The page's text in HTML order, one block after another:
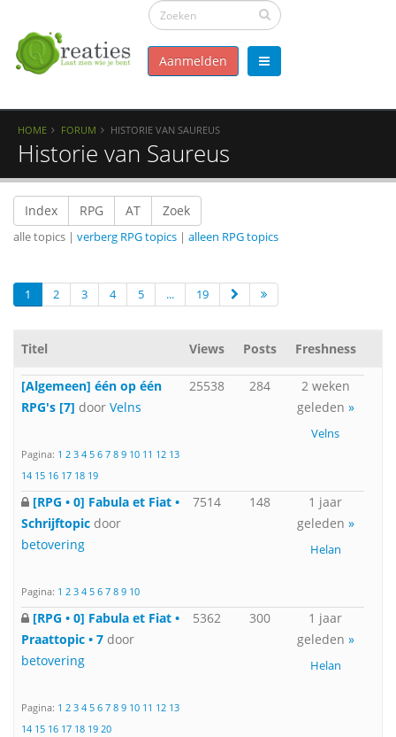
Aanmelden
HOME FORUM HISTORIE VAN SAUREUS
Historie van Saureus
Index RPG AT Zoek
alle topics | verberg RPG topics | alleen RPG topics
1 2 3 4 5 ... 19
Titel Views Posts Freshness
[Algemeen] één op één
RPG's [7] door Velns
Pagina: 1 2 3 4 5 6 7 8 9 10 11 12 13
14 15 16 17 18 19
25538 284
2 weken
geleden »
Velns
[RPG • 0] Fabula et Fiat •
Schrijftopic door
betovering
Pagina: 1 2 3 4 5 6 7 8 9 10
7514 148
1 jaar
geleden »
Helan
[RPG • 0] Fabula et Fiat •
Praattopic • 7 door
betovering
Pagina: 1 2 3 4 5 6 7 8 9 10 11 12 13
14 15 16 17 18 19 20
5362 300
1 jaar
geleden »
Helan